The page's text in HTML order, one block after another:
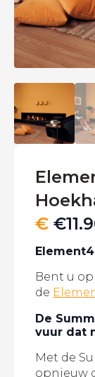
€ €
Bent u
de
De
vuur dat
Met de
opnieuw